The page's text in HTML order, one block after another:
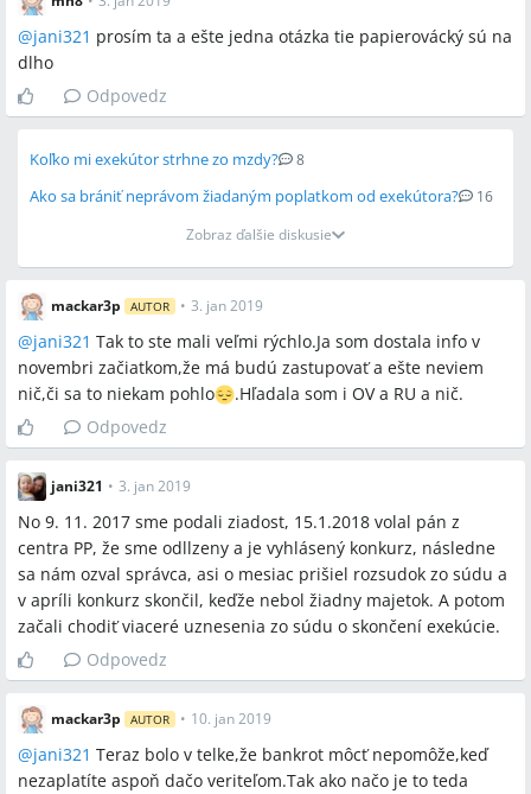
@jani321 prosím ta a ešte jedna otázka tie papierovácký sú na
dlho
Odpovedz
Koľko mi exekútor strhne zo mzdy? 8
Ako sa brániť neprávom žiadaným poplatkom od exekútora?
16
Zobraz ďalšie diskusie
mackar3p AUTOR • 3. jan 2019
@jani321 Tak to ste mali veľmi rýchlo.Ja som dostala info v
novembri začiatkom,že má budú zastupovať a ešte neviem
nič,či sa to niekam pohlo
.Hľadala som i OV a RU a nič.
Odpovedz
jani321 • 3. jan 2019
No 9. 11. 2017 sme podali ziadost, 15.1.2018 volal pán z
centra PP, že sme odllzeny a je vyhlásený konkurz, následne
sa nám ozval správca, asi o mesiac prišiel rozsudok zo súdu a
v apríli konkurz skončil, keďže nebol žiadny majetok. A potom
začali chodiť viaceré uznesenia zo súdu o skončení exekúcie.
Odpovedz
mackar3p AUTOR • 10. jan 2019
@jani321 Teraz bolo v telke,že bankrot môcť nepomôže,keď
nezaplatíte aspoň dačo veriteľom.Tak ako načo je to teda